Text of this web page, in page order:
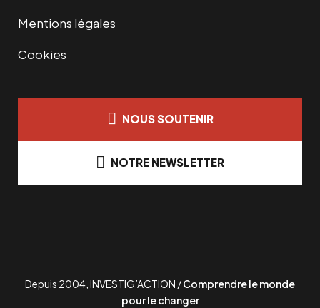
Mentions légales
Cookies
NOUS SOUTENIR
NOTRE NEWSLETTER
Depuis 2004, INVESTIG’ACTION /Comprendre le monde
pour le changer